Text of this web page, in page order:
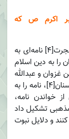
اکرم ص که
در روز یاد شده، پیامبر اسلام در سال دهم هجرت[۴] نامه‌ای به
به دین اسلام
بن غزوان و عبدالله
بن ابی‌امیة و الهدیر بن عبدالله و صهیب بن سنان[۴]، نامه را به
خواندن نامه،
تشکیل داد
و دلایل نبوت